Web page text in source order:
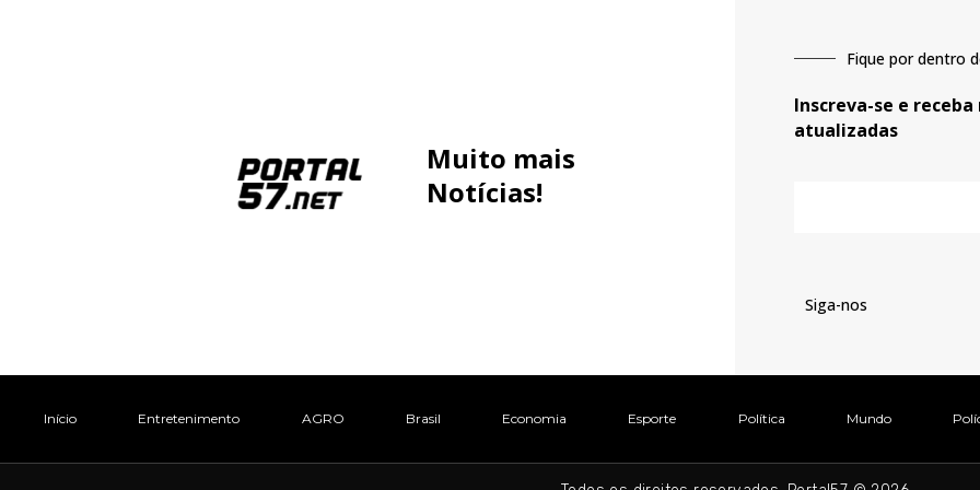
Muito mais
Notícias!
Fique por dentro
Inscreva-se e
atualizadas
Siga-nos
Início Entretenimento AGRO Brasil Economia Esporte Política Mundo